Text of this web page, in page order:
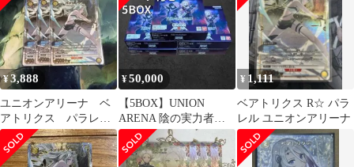
¥3,888
ユニオンアリーナ ベ
アトリクス パラレル
R★ 黄色 星1 3枚
¥50,000
【5BOX】UNION
ARENA 陰の実力者に
なりたくて！UA52BT
BOX
¥ 1,111
ベアトリクス R☆ パラ
レル ユニオンアリーナ